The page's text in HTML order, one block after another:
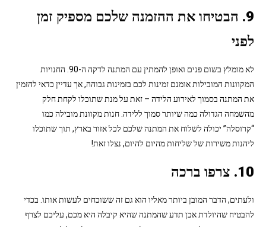
9. הבטיחו את ההזמנה שלכם מספיק זמן
לפני
לא מומלץ בשום פנים ואופן להמתין עם המתנה לדקה ה-90. החנויות
המקוונות המובילות אומנם זמינות לכם בזמינות גבוהה, אך עדיין כדאי להזמין
את המתנה בסמוך לאירוע הלידה – זאת על מנת שתוכלו לקחת חלק
מהשמחה הגדולה כמה שיותר סמוך ללידה. חנות מקוונת מובילה כמו
“קרוסלה” יכולה לשלוח את המתנה שלכם לכל אזור בארץ, תוך שתוכלו
ליהנות משירות של שליחות מהיום להיום, נצלו זאת!
10. צרפו ברכה
ולעתים, הדבר המובן ביותר מאליו הוא גם זה ששוכחים לעשות אותו. בכדי
להבטיח שהיולדת אכן תדע שהמתנה שהיא קיבלה היא מכם, עליכם לצרף